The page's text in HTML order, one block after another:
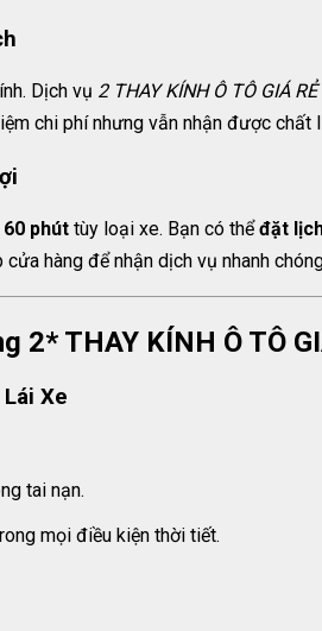
Dịch vụ 2THAY KÍNH Ô TÔ GIÁ
chi phí nhưng vẫn nhận được chất
phút tùy loại xe. Bạn có thểđặt
hàng để nhận dịch vụ nhanh
2* THAY KÍNH Ô TÔ
Xe
tai nạn.
mọi điều kiện thời tiết.